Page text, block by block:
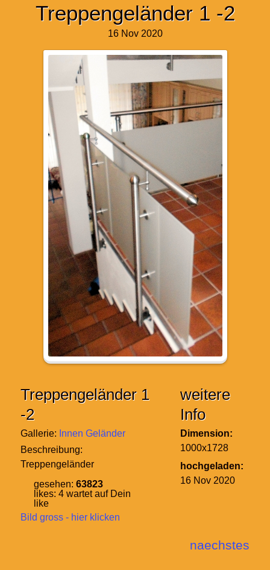
Treppengeländer 1 -2
16 Nov 2020
Treppengeländer 1
-2
Gallerie: Innen Geländer
Beschreibung:
Treppengeländer
gesehen: 63823
likes: 4 wartet auf Dein
like
Bild gross - hier klicken
weitere
Info
Dimension:
1000x1728
hochgeladen:
16 Nov 2020
naechstes